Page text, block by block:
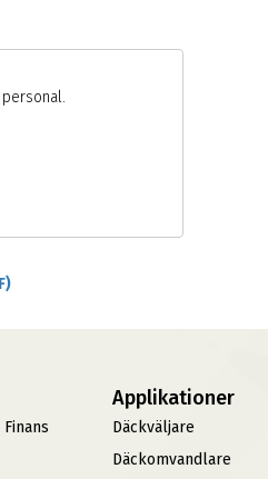
Applikationer
Däckväljare
Däckomvandlare